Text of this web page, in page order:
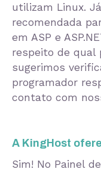
utilizam Linux.
recomendada
em ASP e
respeito de qual
sugerimos
programador
contato com
A KingHost
Sim! No Painel